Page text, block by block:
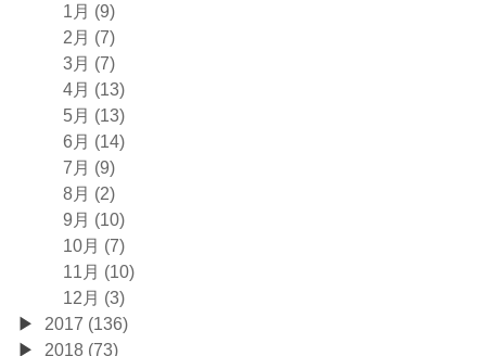
1月 (9)
2月 (7)
3月 (7)
4月 (13)
5月 (13)
6月 (14)
7月 (9)
8月 (2)
9月 (10)
10月 (7)
11月 (10)
12月 (3)
2017 (136)
2018 (73)